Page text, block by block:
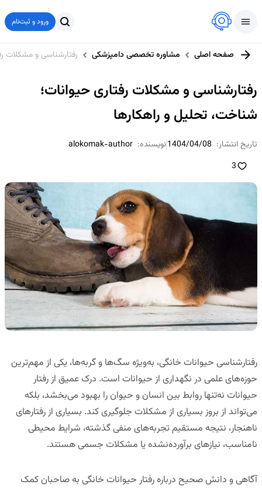
ورود و ثبت‌نام
صفحه اصلی مشاوره تخصصی دامپزشکی رفتارشناسی و مشکلات
رفتارشناسی و مشکلات رفتاری حیوانات؛
شناخت، تحلیل و راهکارها
تاریخ انتشار: 1404/04/08نویسنده: alokomak-author
3
رفتارشناسی حیوانات خانگی، به‌ویژه سگ‌ها و گربه‌ها، یکی از مهم‌ترین
حوزه‌های علمی در نگهداری از حیوانات است. درک عمیق از رفتار
حیوانات نه‌تنها روابط بین انسان و حیوان را بهبود می‌بخشد، بلکه
می‌تواند از بروز بسیاری از مشکلات جلوگیری کند. بسیاری از رفتارهای
ناهنجار، نتیجه مستقیم تجربه‌های منفی گذشته، شرایط محیطی
نامناسب، نیازهای برآورده‌نشده یا مشکلات جسمی هستند.
آگاهی و دانش صحیح درباره رفتار حیوانات خانگی به صاحبان کمک